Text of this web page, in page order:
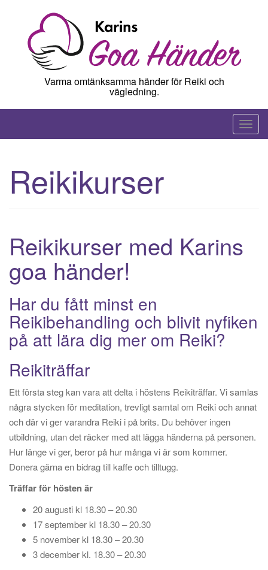
innehåll
Varma omtänksamma händer för Reiki och
vägledning.
S
l
e
Reikikurser
Reikikurser med Karins
goa händer!
Har du fått minst en
Reikibehandling och blivit nyfiken
på att lära dig mer om Reiki?
Reikiträffar
Ett första steg kan vara att delta i höstens Reikiträffar. Vi samlas
några stycken för meditation, trevligt samtal om Reiki och annat
och där vi ger varandra Reiki i på brits. Du behöver ingen
utbildning, utan det räcker med att lägga händerna på personen.
Hur länge vi ger, beror på hur många vi är som kommer.
Donera gärna en bidrag till kaffe och tilltugg.
Träffar för hösten är
20 augusti kl 18.30 – 20.30
17 september kl 18.30 – 20.30
5 november kl 18.30 – 20.30
3 december kl. 18.30 – 20.30